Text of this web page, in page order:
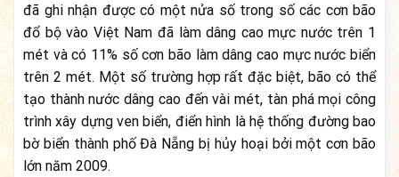
đã ghi nhận được có một nửa số trong số các cơn bão
đổ bộ vào Việt Nam đã làm dâng cao mực nước trên 1
mét và có 11% số cơn bão làm dâng cao mực nước biển
trên 2 mét. Một số trường hợp rất đặc biệt, bão có thể
tạo thành nước dâng cao đến vài mét, tàn phá mọi công
trình xây dựng ven biển, điển hình là hệ thống đường bao
bờ biển thành phố Đà Nẵng bị hủy hoại bởi một cơn bão
lớn năm 2009.